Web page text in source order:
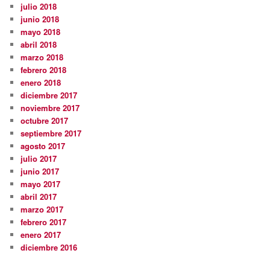
julio 2018
junio 2018
mayo 2018
abril 2018
marzo 2018
febrero 2018
enero 2018
diciembre 2017
noviembre 2017
octubre 2017
septiembre 2017
agosto 2017
julio 2017
junio 2017
mayo 2017
abril 2017
marzo 2017
febrero 2017
enero 2017
diciembre 2016